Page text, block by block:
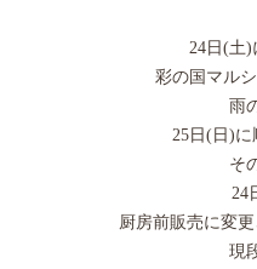
24日(土
彩の国マル
雨
25日(日)
そ
24
厨房前販売に変
現